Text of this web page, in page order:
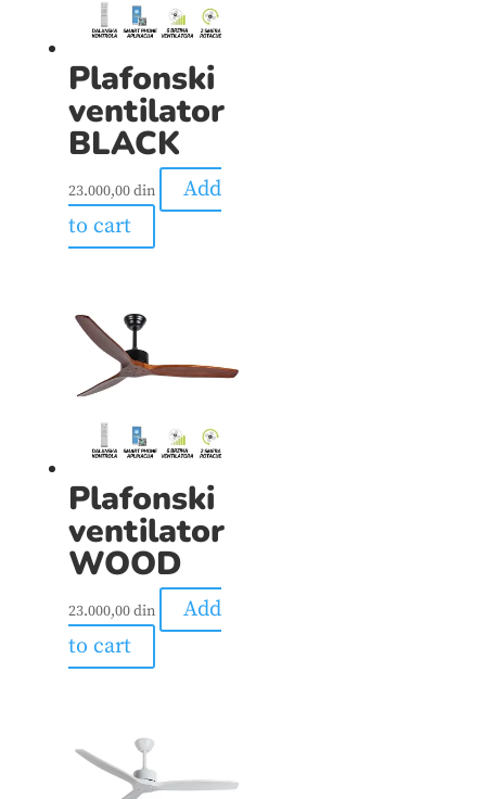
Plafonski
ventilator
BLACK
23.000,00din
Add
to cart
Plafonski
ventilator
WOOD
23.000,00din
Add
to cart